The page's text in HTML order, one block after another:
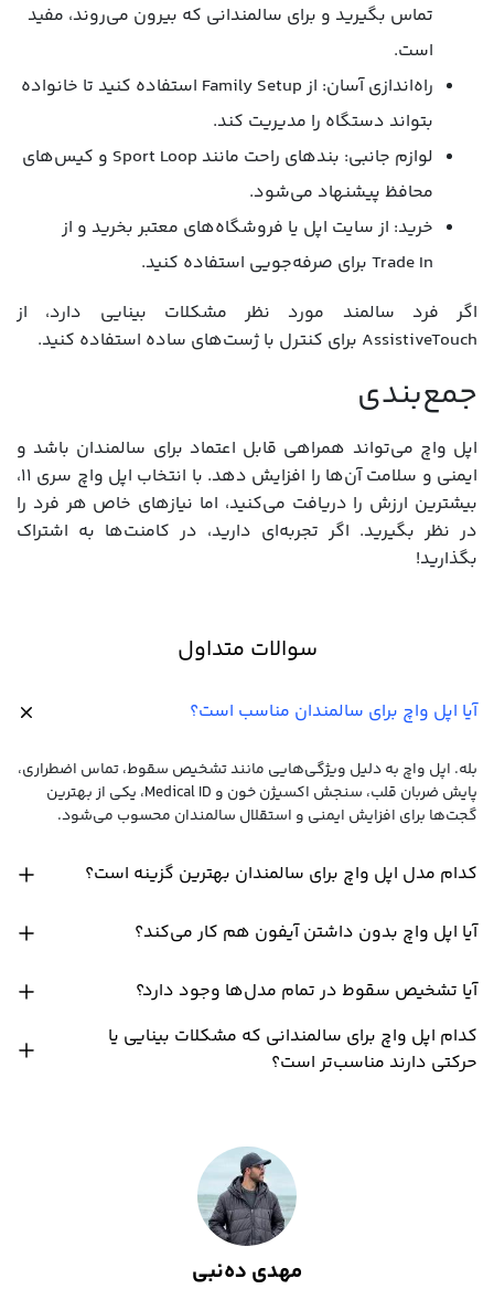
تماس بگیرید و برای سالمندانی که بیرون می‌روند، مفید
است.
راه‌اندازی آسان: از Family Setup استفاده کنید تا خانواده
بتواند دستگاه را مدیریت کند.
لوازم جانبی: بندهای راحت مانند Sport Loop و کیس‌های
محافظ پیشنهاد می‌شود.
خرید: از سایت اپل یا فروشگاه‌های معتبر بخرید و از
Trade In برای صرفه‌جویی استفاده کنید.
اگر فرد سالمند مورد نظر مشکلات بینایی دارد، از
AssistiveTouch برای کنترل با ژست‌های ساده استفاده کنید.
جمع‌بندی
اپل واچ می‌تواند همراهی قابل اعتماد برای سالمندان باشد و
ایمنی و سلامت آن‌ها را افزایش دهد. با انتخاب اپل واچ سری 11،
بیشترین ارزش را دریافت می‌کنید، اما نیازهای خاص هر فرد را
در نظر بگیرید. اگر تجربه‌ای دارید، در کامنت‌ها به اشتراک
بگذارید!
سوالات متداول
آیا اپل واچ برای سالمندان مناسب است؟
بله. اپل واچ به دلیل ویژگی‌هایی مانند تشخیص سقوط، تماس اضطراری،
پایش ضربان قلب، سنجش اکسیژن خون و Medical ID، یکی از بهترین
گجت‌ها برای افزایش ایمنی و استقلال سالمندان محسوب می‌شود.
کدام مدل اپل واچ برای سالمندان بهترین گزینه است؟
آیا اپل واچ بدون داشتن آیفون هم کار می‌کند؟
آیا تشخیص سقوط در تمام مدل‌ها وجود دارد؟
کدام اپل واچ برای سالمندانی که مشکلات بینایی یا
حرکتی دارند مناسب‌تر است؟
مهدی ده‌نبی